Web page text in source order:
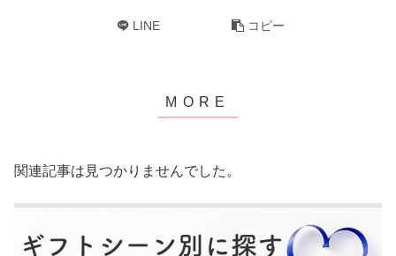
LINE コピー
関連記事は見つかりませんでした。